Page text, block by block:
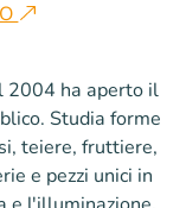
2004 ha aperto il
Studia forme
teiere, fruttiere,
e pezzi unici in